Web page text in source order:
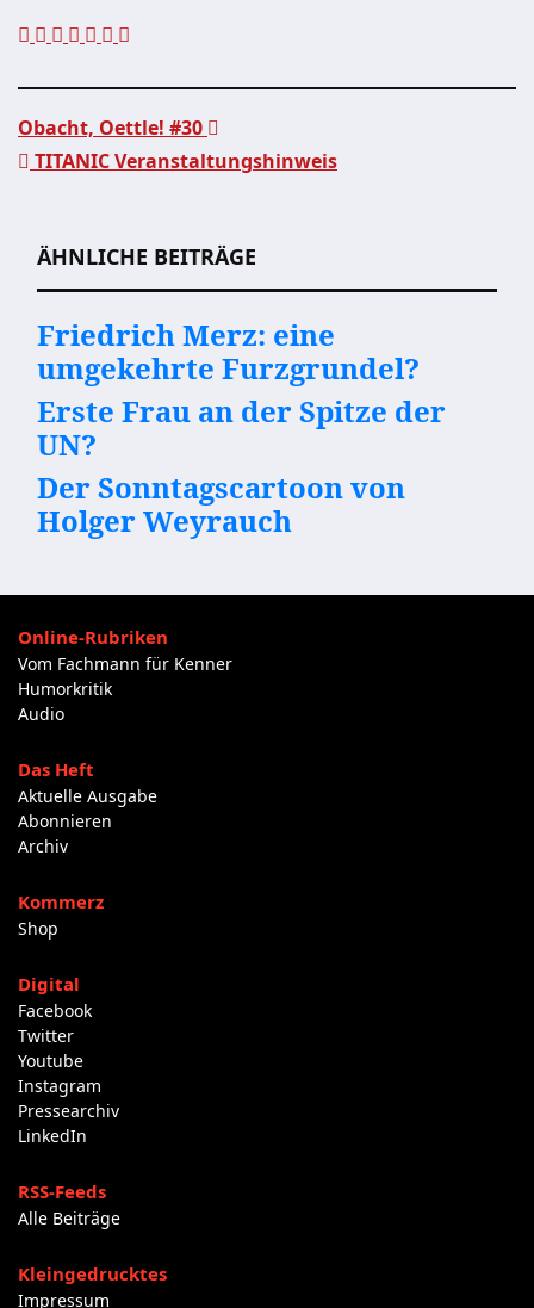
Obacht, Oettle! #30
TITANIC Veranstaltungshinweis
ÄHNLICHE BEITRÄGE
Friedrich Merz: eine
umgekehrte Furzgrundel?
Erste Frau an der Spitze der
UN?
Der Sonntagscartoon von
Holger Weyrauch
Online-Rubriken
Vom Fachmann für Kenner
Humorkritik
Audio
Das Heft
Aktuelle Ausgabe
Abonnieren
Archiv
Kommerz
Shop
Digital
Facebook
Twitter
Youtube
Instagram
Pressearchiv
LinkedIn
RSS-Feeds
Alle Beiträge
Kleingedrucktes
Impressum